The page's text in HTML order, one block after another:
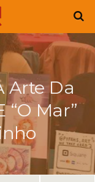
Arte Da
“O Mar”